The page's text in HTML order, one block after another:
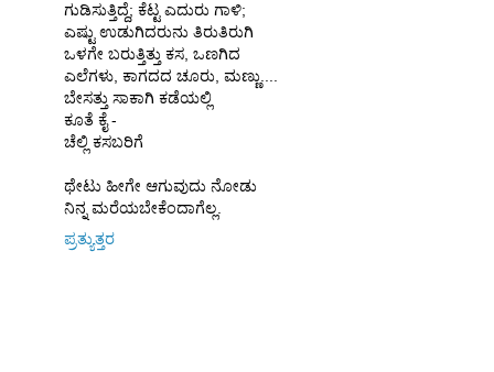
ಗುಡಿಸುತ್ತಿದ್ದೆ; ಕೆಟ್ಟ ಎದುರು ಗಾಳಿ;
ಎಷ್ಟು ಉಡುಗಿದರುನು ತಿರುತಿರುಗಿ
ಒಳಗೇ ಬರುತ್ತಿತ್ತು ಕಸ, ಒಣಗಿದ
ಎಲೆಗಳು, ಕಾಗದದ ಚೂರು, ಮಣ್ಣು....
ಬೇಸತ್ತು ಸಾಕಾಗಿ ಕಡೆಯಲ್ಲಿ
ಕೂತೆ ಕೈ -
ಚೆಲ್ಲಿ ಕಸಬರಿಗೆ
ಥೇಟು ಹೀಗೇ ಆಗುವುದು ನೋಡು
ನಿನ್ನ ಮರೆಯಬೇಕೆಂದಾಗೆಲ್ಲ.
ಪ್ರತ್ಯುತ್ತರ